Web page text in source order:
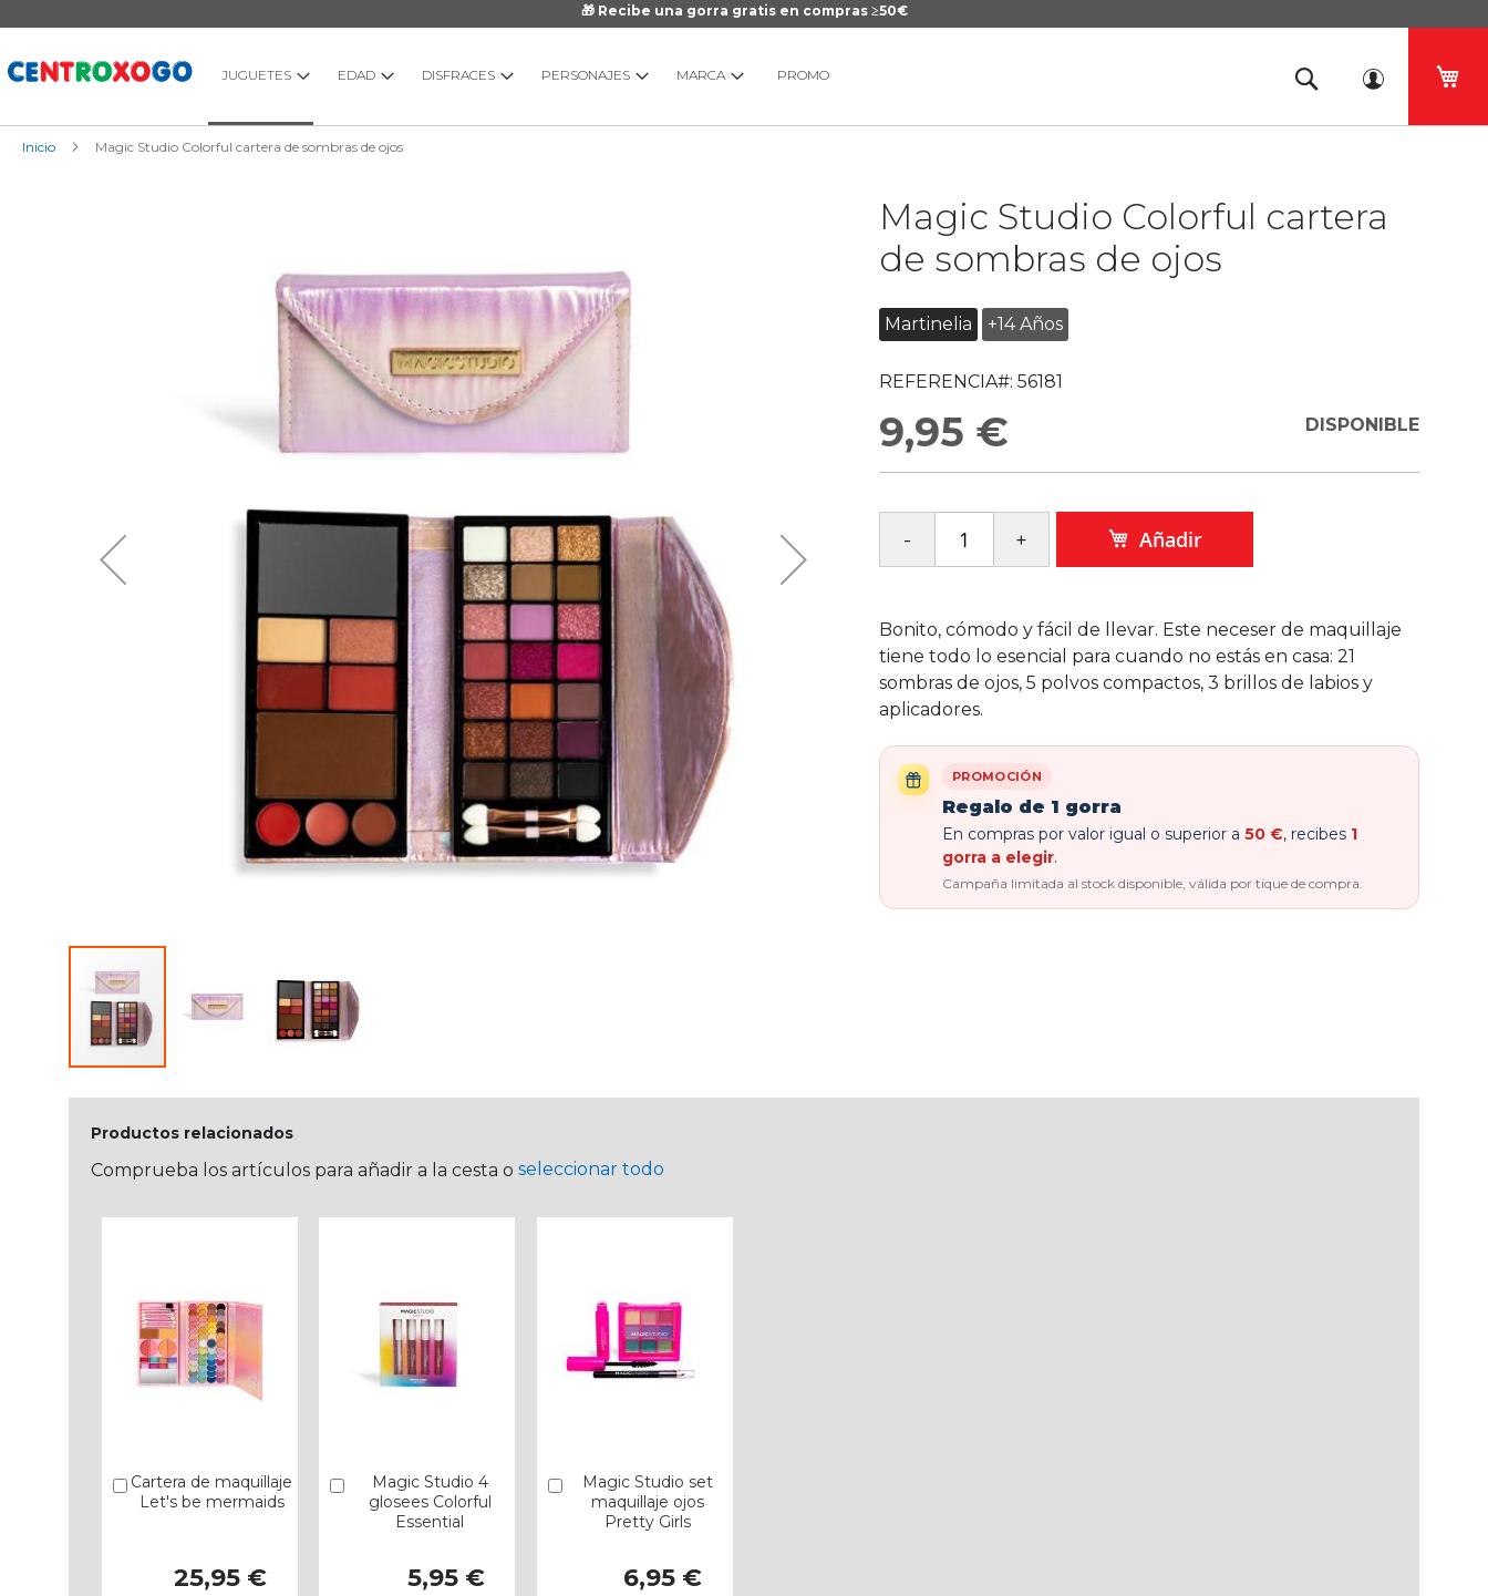
🎁 Recibe una gorra gratis en compras ≥50€
al
JUGUETES EDAD DISFRACES PERSONAJES MARCA PROMO
Inicio Magic Studio Colorful cartera de sombras de ojos
Magic Studio Colorful cartera
de sombras de ojos
Martinelia +14 Años
REFERENCIA#: 56181
9,95 € DISPONIBLE
Añadir
Bonito, cómodo y fácil de llevar. Este neceser de maquillaje
tiene todo lo esencial para cuando no estás en casa: 21
sombras de ojos, 5 polvos compactos, 3 brillos de labios y
aplicadores.
PROMOCIÓN
Regalo de 1 gorra
En compras por valor igual o superior a 50 €, recibes 1
gorra a elegir.
Campaña limitada al stock disponible, válida por tique de compra.
galería
imágenes
Productos relacionados
Comprueba los artículos para añadir a la cesta o seleccionar todo
Cartera de maquillaje
Let's be mermaids
25,95 €
Añadir
Magic Studio 4
glosees Colorful
Essential
5,95 €
Añadir
Magic Studio set
maquillaje ojos
Pretty Girls
6,95 €
Añadir